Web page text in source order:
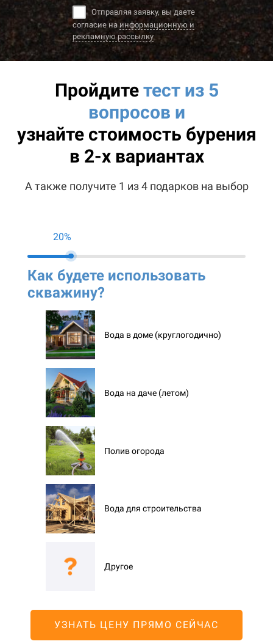
Отправляя заявку, вы даете
согласие наинформационную и
рекламную рассылку
Пройдитетест из 5
вопросов и
узнайте стоимость бурения
в 2-х вариантах
А также получите 1 из 4 подарков на выбор
20%
Как будете использовать
скважину?
Вода в доме (круглогодично)
Вода на даче (летом)
Полив огорода
Вода для строительства
Другое
УЗНАТЬ ЦЕНУ ПРЯМО СЕЙЧАС